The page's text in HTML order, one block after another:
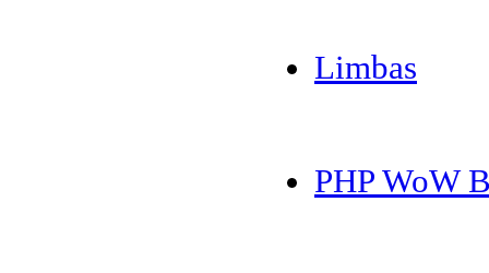
Limbas
PHP WoW